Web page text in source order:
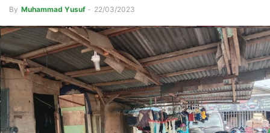
By Muhammad Yusuf - 22/03/2023